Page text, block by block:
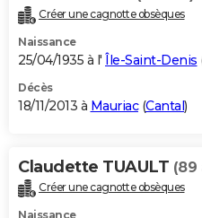
Créer une cagnotte obsèques
Naissance
25/04/1935 à l' Île-Saint-Denis
Décès
18/11/2013 à Mauriac(Cantal )
Claudette TUAULT (89
Créer une cagnotte obsèques
Naissance